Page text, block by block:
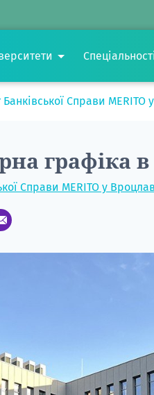
Справи MERITO
графіка в
Справи MERITO у